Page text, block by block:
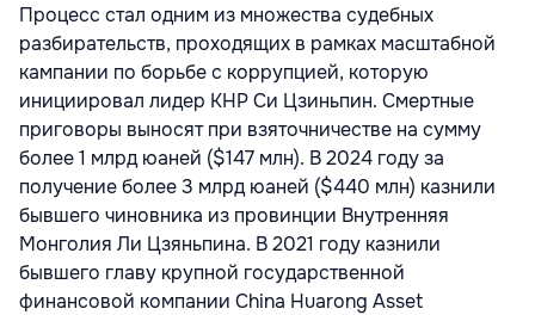
Процесс стал одним из множества судебных
разбирательств, проходящих в рамках масштабной
кампании по борьбе с коррупцией, которую
инициировал лидер КНР Си Цзиньпин. Смертные
приговоры выносят при взяточничестве на сумму
более 1 млрд юаней ($147 млн). В 2024 году за
получение более 3 млрд юаней ($440 млн) казнили
бывшего чиновника из провинции Внутренняя
Монголия Ли Цзяньпина. В 2021 году казнили
бывшего главу крупной государственной
финансовой компании China Huarong Asset